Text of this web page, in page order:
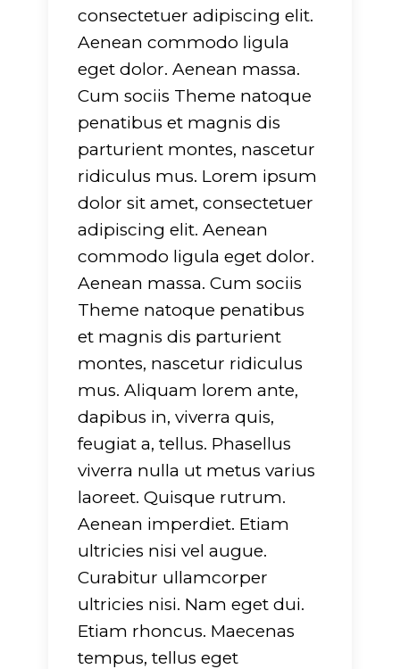
lib/mkdf.functions.php
lib/mkdf.functions.php
: Undefined array
glide/apps/opt/public/wp-
themes/evently/framework/lib/
: Undefined array
in
glide/apps/opt/public/wp-
themes/evently/framework/lib/
Warning: Undefined
key "dirname" in
/srv/users/glide/apps/
content/themes/
on line751
Warning : Undefined
key "extension" in
/srv/users/glide/apps/
content/themes/
on line751
consectetuer adipiscing elit.
Aenean commodo ligula
eget dolor. Aenean massa.
Cum sociis Theme natoque
penatibus et magnis dis
parturient montes, nascetur
ridiculus mus. Lorem ipsum
dolor sit amet, consectetuer
adipiscing elit. Aenean
commodo ligula eget dolor.
Aenean massa. Cum sociis
Theme natoque penatibus
et magnis dis parturient
montes, nascetur ridiculus
mus. Aliquam lorem ante,
dapibus in, viverra quis,
feugiat a, tellus. Phasellus
viverra nulla ut metus varius
laoreet. Quisque rutrum.
Aenean imperdiet. Etiam
ultricies nisi vel augue.
Curabitur ullamcorper
ultricies nisi. Nam eget dui.
Etiam rhoncus. Maecenas
tempus, tellus eget